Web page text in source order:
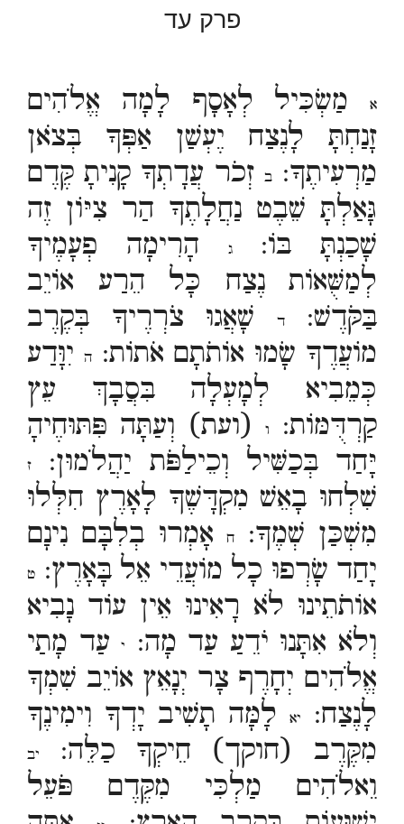
פרק עד
א
מַשְׂכִּיל לְאָסָף לָמָה אֱלֹהִים
זָנַחְתָּ לָנֶצַח יֶעְשַׁן אַפְּךָ בְּצֹאן
מַרְעִיתֶךָ:ב זְכֹר עֲדָתְךָ קָנִיתָ קֶּדֶם
גָּאַלְתָּ שֵׁבֶט נַחֲלָתֶךָ הַר צִיּוֹן זֶה
שָׁכַנְתָּ בּוֹ:ג
הָרִימָה פְעָמֶיךָ
לְמַשֻּׁאוֹת נֶצַח כָּל הֵרַע אוֹיֵב
בַּקֹּדֶשׁ:ד
שָׁאֲגוּ צֹרְרֶיךָ בְּקֶרֶב
מוֹעֲדֶךָ שָׂמוּ אוֹתֹתָם אֹתוֹת:ה יִוָּדַע
כְּמֵבִיא לְמָעְלָה בִּסֲבָךְ עֵץ
קַרְדֻּמּוֹת:
ו(ועת) וְעַתָּה פִּתּוּחֶיהָ
יָּחַד בְּכַשִּׁיל וְכֵילַפֹּת יַהֲלֹמוּן:
ז
שִׁלְחוּ בָאֵשׁ מִקְדָּשֶׁךָ לָאָרֶץ חִלְּלוּ
מִשְׁכַּן שְׁמֶךָ:
חאָמְרוּ בְלִבָּם נִינָם
יָחַד שָׂרְפוּ כָל מוֹעֲדֵי אֵל בָּאָרֶץ: ט
אוֹתֹתֵינוּ לֹא רָאִינוּ אֵין עוֹד נָבִיא
וְלֹא אִתָּנוּ יֹדֵעַ עַד מָה:
יעַד מָתַי
אֱלֹהִים יְחָרֶף צָר יְנָאֵץ אוֹיֵב שִׁמְךָ
לָנֶצַח:
יא
לָמָּה תָשִׁיב יָדְךָ וִימִינֶךָ
מִקֶּרֶב (חוקך) חֵיקְךָ כַלֵּה:
יב
וֵאלֹהִים מַלְכִּי מִקֶּדֶם פֹּעֵל